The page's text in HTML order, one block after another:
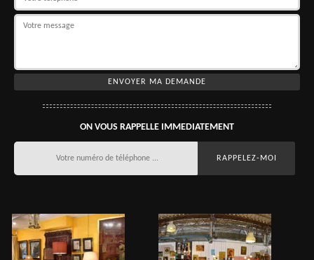
ON VOUS RAPPELLE IMMEDIATEMENT